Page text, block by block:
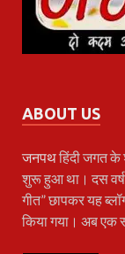
ABOUT US
जनपथहिंदी जगत के
शुरू हुआ था। दस
गीत” छापकर यह
किया गया। अब